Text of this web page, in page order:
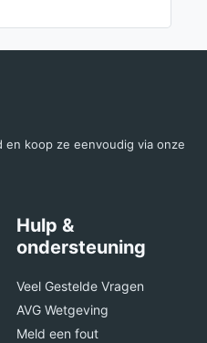
en koop ze eenvoudig via onze
Hulp &
ondersteuning
Veel Gestelde Vragen
AVG Wetgeving
Meld een fout